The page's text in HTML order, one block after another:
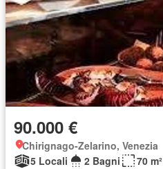
90.000 €
Chirignago-Zelarino, Venezia
5 Locali
2 Bagni 70 m²